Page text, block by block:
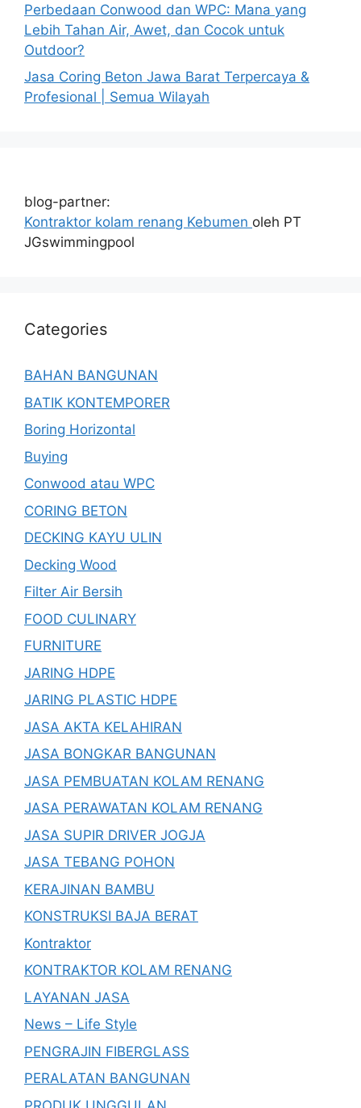
Perbedaan Conwood dan WPC: Mana yang
Lebih Tahan Air, Awet, dan Cocok untuk
Outdoor?
Jasa Coring Beton Jawa Barat Terpercaya &
Profesional | Semua Wilayah
blog-partner:
Kontraktor kolam renang Kebumen oleh PT
JGswimmingpool
Categories
BAHAN BANGUNAN
BATIK KONTEMPORER
Boring Horizontal
Buying
Conwood atau WPC
CORING BETON
DECKING KAYU ULIN
Decking Wood
Filter Air Bersih
FOOD CULINARY
FURNITURE
JARING HDPE
JARING PLASTIC HDPE
JASA AKTA KELAHIRAN
JASA BONGKAR BANGUNAN
JASA PEMBUATAN KOLAM RENANG
JASA PERAWATAN KOLAM RENANG
JASA SUPIR DRIVER JOGJA
JASA TEBANG POHON
KERAJINAN BAMBU
KONSTRUKSI BAJA BERAT
Kontraktor
KONTRAKTOR KOLAM RENANG
LAYANAN JASA
News – Life Style
PENGRAJIN FIBERGLASS
PERALATAN BANGUNAN